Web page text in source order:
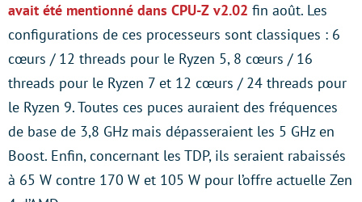
avait été mentionné dans CPU-Z v2.02 fin août. Les
configurations de ces processeurs sont classiques : 6
cœurs / 12 threads pour le Ryzen 5, 8 cœurs / 16
threads pour le Ryzen 7 et 12 cœurs / 24 threads pour
le Ryzen 9. Toutes ces puces auraient des fréquences
de base de 3,8 GHz mais dépasseraient les 5 GHz en
Boost. Enfin, concernant les TDP, ils seraient rabaissés
à 65 W contre 170 W et 105 W pour l’offre actuelle Zen